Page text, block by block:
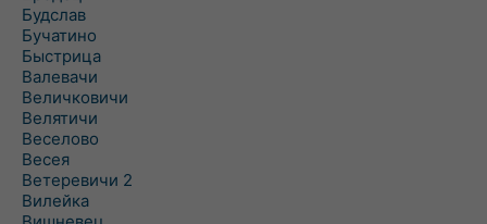
Будслав
Бучатино
Быстрица
Валевачи
Величковичи
Велятичи
Веселово
Весея
Ветеревичи 2
Вилейка